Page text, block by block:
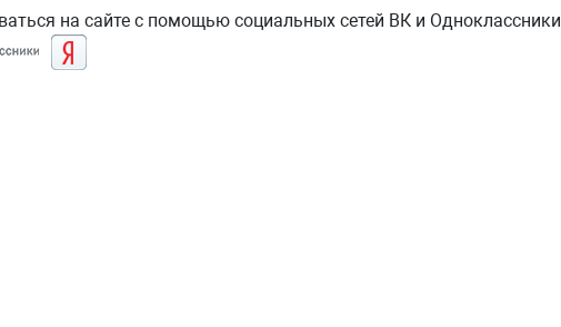
на сайте с помощью социальных сетей ВК и Одноклассники